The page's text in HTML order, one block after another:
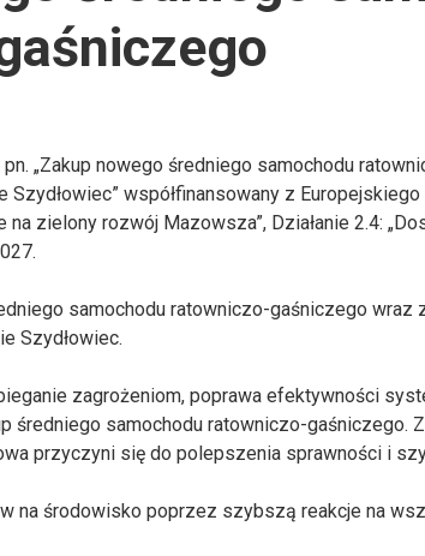
„Zakup nowego średniego samochodu
Szydłowiec” współfinansowany z
na zielony rozwój Mazowsza”, Działanie 2.4:
samochodu ratowniczo-gaśniczego wraz
Szydłowiec.
zagrożeniom, poprawa efektywności
średniego samochodu ratowniczo-gaśniczego.
przyczyni się do polepszenia sprawności i
na środowisko poprzez szybszą reakcje na